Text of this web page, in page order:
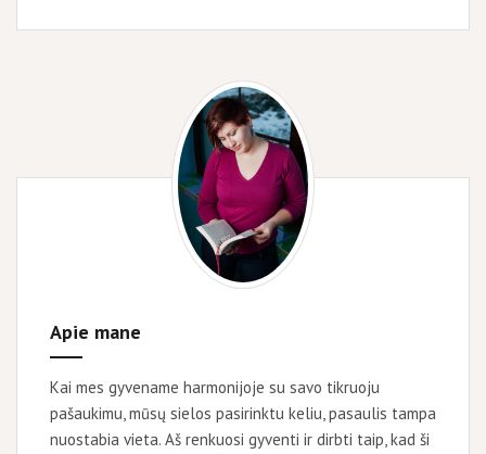
vaistai
Apie mane
Kai mes gyvename harmonijoje su savo tikruoju
pašaukimu, mūsų sielos pasirinktu keliu, pasaulis tampa
nuostabia vieta. Aš renkuosi gyventi ir dirbti taip, kad ši